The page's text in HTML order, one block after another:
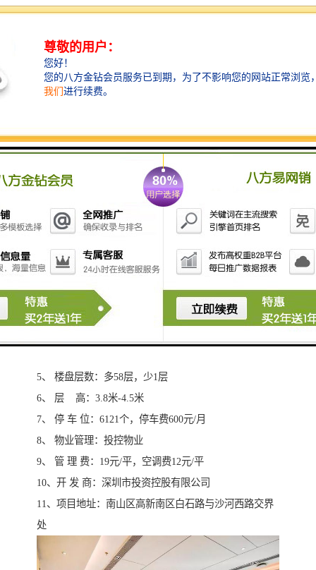
划建设的战略性新兴产业集聚区重点项目之一。发展定
位为：高科技上市公司总部和研发基地；战略性新兴产
业培育发展平台；创新型中小企业孵化器；低碳生态示
范园；深圳高新区南区配套服务中心。用地面积20.31万
公12.18万平方米、酒店6.09万平方米、公寓11.55万平方
米、商业6.09万平方米。项目分四期开发，前三期竣工
并达到交付使用，预计2018年6月全面竣工。
二、基本参数
1、 占地面积：20.3万平
2、 建筑面积：188万平，包括研发85.29万平、办公
12.18万平、酒店6.09万平、公寓11.55万平、商业6.09万
平
3、 建筑形态：12栋28座；2栋多层、6栋高层、4栋超高
5、 楼盘层数：多58层，少1层
6、 层 高：3.8米-4.5米
7、 停 车 位：6121个，停车费600元/月
8、 物业管理：投控物业
9、 管 理 费：19元/平，空调费12元/平
10、开 发 商：深圳市投资控股有限公司
11、项目地址：南山区高新南区白石路与沙河西路交界
处